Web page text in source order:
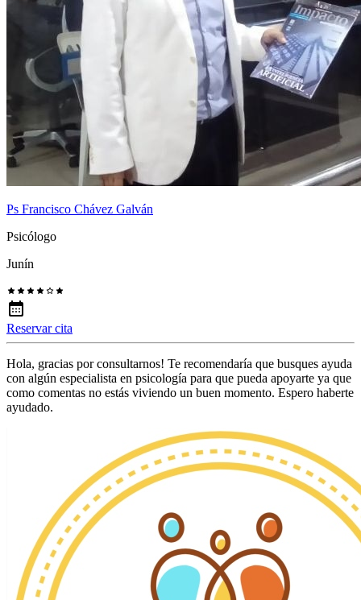
Ps Francisco Chávez Galván
Psicólogo
Junín
Reservar cita
Hola, gracias por consultarnos! Te recomendaría que busques ayuda
con algún especialista en psicología para que pueda apoyarte ya que
como comentas no estás viviendo un buen momento. Espero haberte
ayudado.